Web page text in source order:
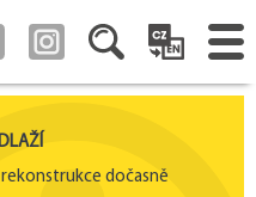
dočasně